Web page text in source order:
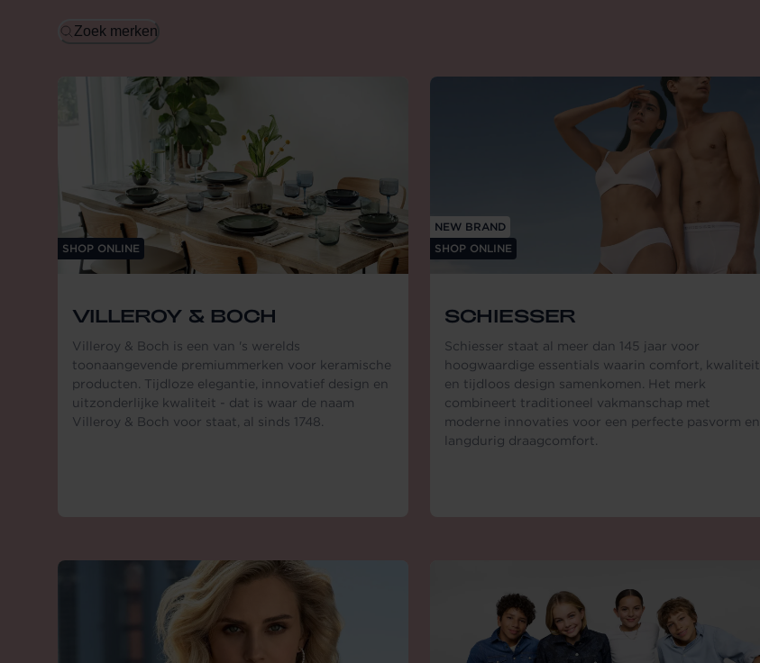
Zoek merken
SHOP ONLINE
VILLEROY & BOCH
Villeroy & Boch is een van 's werelds
toonaangevende premiummerken voor keramische
producten. Tijdloze elegantie, innovatief design en
uitzonderlijke kwaliteit - dat is waar de naam
Villeroy & Boch voor staat, al sinds 1748.
NEW BRAND
SHOP ONLINE
SCHIESSER
Schiesser staat al meer dan 145 jaar voor
hoogwaardige essentials waarin comfort, kwaliteit
en tijdloos design samenkomen. Het merk
combineert traditioneel vakmanschap met
moderne innovaties voor een perfecte pasvorm en
langdurig draagcomfort.